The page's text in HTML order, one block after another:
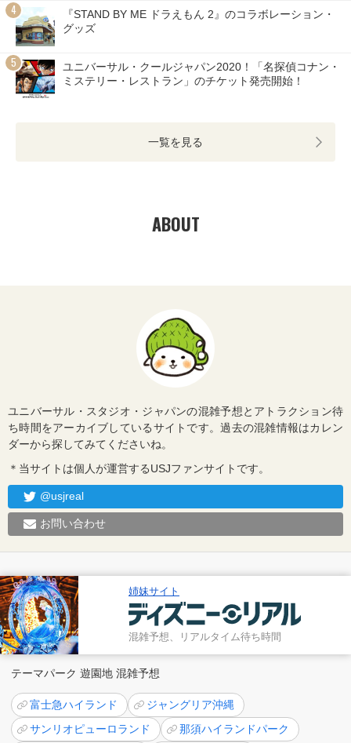
『STAND BY ME ドラえもん 2』のコラボレーション・
グッズ
ユニバーサル・クールジャパン2020！「名探偵コナン・
ミステリー・レストラン」のチケット発売開始！
一覧を見る
ABOUT
ユニバーサル・スタジオ・ジャパンの混雑予想とアトラクション待
ち時間をアーカイブしているサイトです。過去の混雑情報はカレン
ダーから探してみてくださいね。
＊当サイトは個人が運営するUSJファンサイトです。
@usjreal
お問い合わせ
姉妹サイト
混雑予想、リアルタイム待ち時間
テーマパーク 遊園地 混雑予想
富士急ハイランド
ジャングリア沖縄
サンリオピューロランド
那須ハイランドパーク